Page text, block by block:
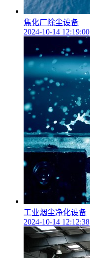
焦化厂除尘设备
2024-10-14 12:19:00
工业烟尘净化设备
2024-10-14 12:12:38